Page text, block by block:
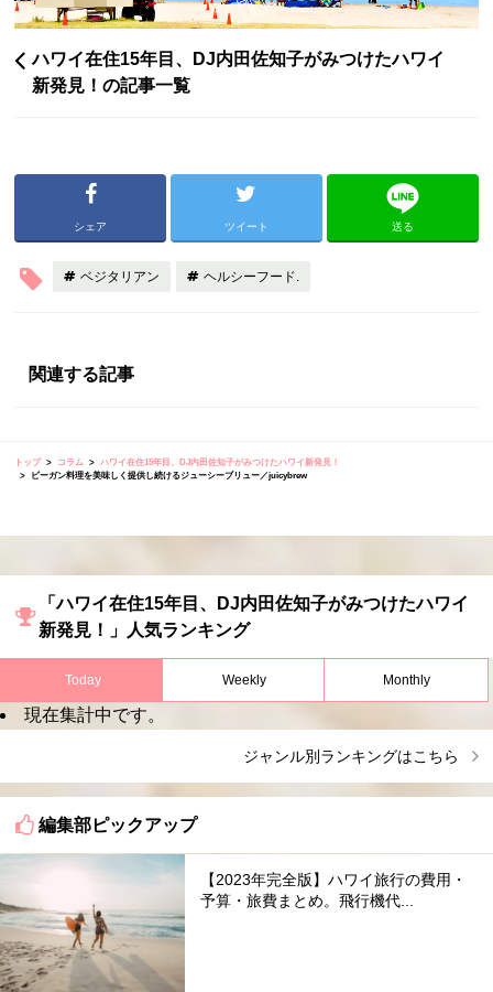
ハワイ在住15年目、DJ内田佐知子がみつけたハワイ
新発見！の記事一覧
シェア ツイート 送る
ベジタリアン ヘルシーフード.
関連する記事
トップ コラム
ハワイ在住15年目、DJ内田佐知子がみつけたハワイ新発見！
ビーガン料理を美味しく提供し続けるジューシーブリュー／juicybrew
「ハワイ在住15年目、DJ内田佐知子がみつけたハワイ
新発見！」人気ランキング
Today Weekly Monthly
現在集計中です。
ジャンル別ランキングはこちら
編集部ピックアップ
【2023年完全版】ハワイ旅行の費用・
予算・旅費まとめ。飛行機代...